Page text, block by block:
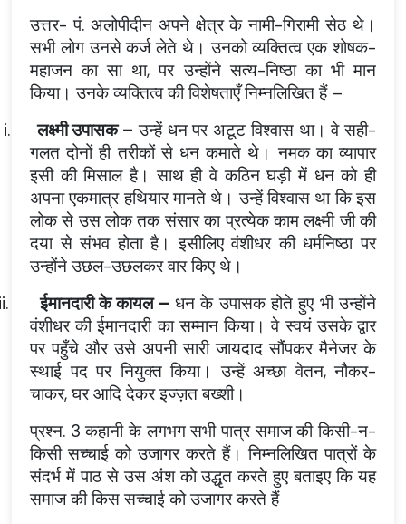
उत्तर- पं. अलोपीदीन अपने क्षेत्र के नामी-गिरामी सेठ थे।
सभी लोग उनसे कर्ज लेते थे। उनको व्यक्तित्व एक शोषक-
महाजन का सा था, पर उन्होंने सत्य-निष्ठा का भी मान
किया। उनके व्यक्तित्व की विशेषताएँ निम्नलिखित हैं –
i.
लक्ष्मी उपासक – उन्हें धन पर अटूट विश्वास था। वे सही-
गलत दोनों ही तरीकों से धन कमाते थे। नमक का व्यापार
इसी की मिसाल है। साथ ही वे कठिन घड़ी में धन को ही
अपना एकमात्र हथियार मानते थे। उन्हें विश्वास था कि इस
लोक से उस लोक तक संसार का प्रत्येक काम लक्ष्मी जी की
दया से संभव होता है। इसीलिए वंशीधर की धर्मनिष्ठा पर
उन्होंने उछल-उछलकर वार किए थे।
ईमानदारी के कायल – धन के उपासक होते हुए भी उन्होंने
वंशीधर की ईमानदारी का सम्मान किया। वे स्वयं उसके द्वार
पर पहुँचे और उसे अपनी सारी जायदाद सौंपकर मैनेजर के
स्थाई पद पर नियुक्त किया। उन्हें अच्छा वेतन, नौकर-
चाकर, घर आदि देकर इज्ज़त बख्शी।
प्रश्न. 3 कहानी के लगभग सभी पात्र समाज की किसी-न-
किसी सच्चाई को उजागर करते हैं। निम्नलिखित पात्रों के
संदर्भ में पाठ से उस अंश को उद्धृत करते हुए बताइए कि यह
समाज की किस सच्चाई को उजागर करते हैं